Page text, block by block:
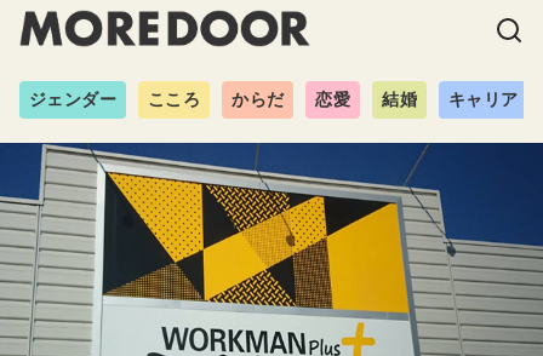
ジェンダー こころ からだ 恋愛 結婚 キャリア